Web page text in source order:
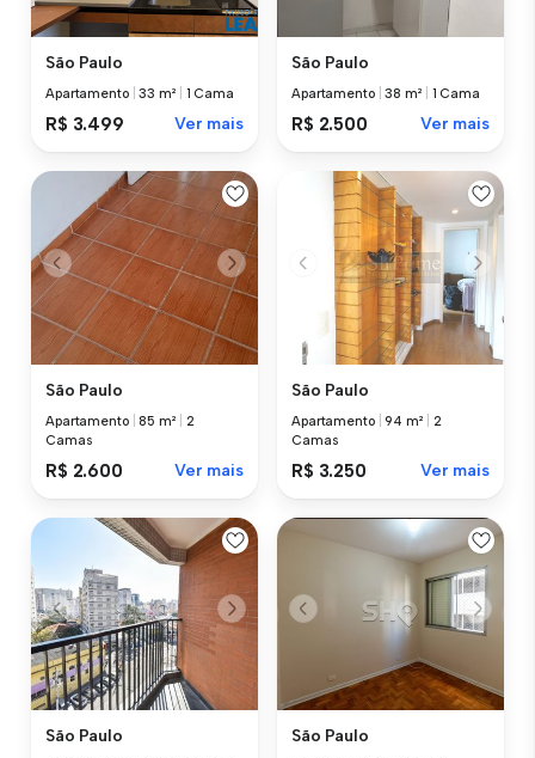
São Paulo
Apartamento |33 m² 1 Cama
R$ 3.499 Ver mais
São Paulo
Apartamento |38 m² 1 Cama
R$ 2.500 Ver mais
São Paulo
Apartamento |85 m²
2
Camas
R$ 2.600 Ver mais
São Paulo
Apartamento |94 m²
2
Camas
R$ 3.250 Ver mais
São Paulo São Paulo